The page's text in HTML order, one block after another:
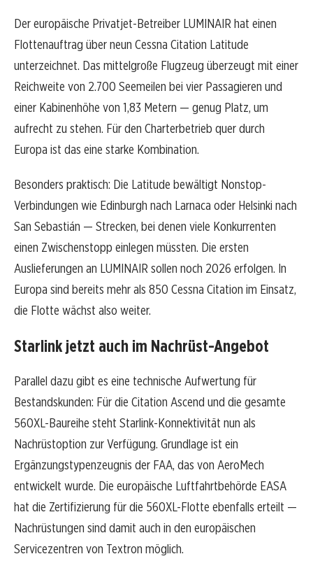
Der europäische Privatjet-Betreiber LUMINAIR hat einen
Flottenauftrag über neun Cessna Citation Latitude
unterzeichnet. Das mittelgroße Flugzeug überzeugt mit einer
Reichweite von 2.700 Seemeilen bei vier Passagieren und
einer Kabinenhöhe von 1,83 Metern — genug Platz, um
aufrecht zu stehen. Für den Charterbetrieb quer durch
Europa ist das eine starke Kombination.
Besonders praktisch: Die Latitude bewältigt Nonstop-
Verbindungen wie Edinburgh nach Larnaca oder Helsinki nach
San Sebastián — Strecken, bei denen viele Konkurrenten
einen Zwischenstopp einlegen müssten. Die ersten
Auslieferungen an LUMINAIR sollen noch 2026 erfolgen. In
Europa sind bereits mehr als 850 Cessna Citation im Einsatz,
die Flotte wächst also weiter.
Starlink jetzt auch im Nachrüst-Angebot
Parallel dazu gibt es eine technische Aufwertung für
Bestandskunden: Für die Citation Ascend und die gesamte
560XL-Baureihe steht Starlink-Konnektivität nun als
Nachrüstoption zur Verfügung. Grundlage ist ein
Ergänzungstypenzeugnis der FAA, das von AeroMech
entwickelt wurde. Die europäische Luftfahrtbehörde EASA
hat die Zertifizierung für die 560XL-Flotte ebenfalls erteilt —
Nachrüstungen sind damit auch in den europäischen
Servicezentren von Textron möglich.